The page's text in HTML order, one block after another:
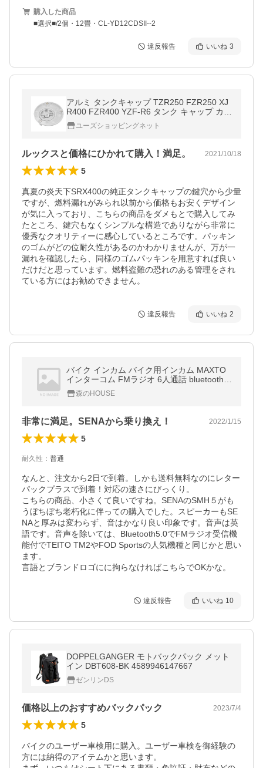
購入した商品
■選択■/2個・12畳・CL-YD12CDSII--2
違反報告 いいね 3
アルミ タンクキャップ TZR250 FZR250 XJ
R400 FZR400 YZF-R6 タンク キャップ カバ
ー 燃料キャップ オイル ガソリン
ユーズショッピングネット
ルックスと価格にひかれて購入！満足。 2021/10/18
5
真夏の炎天下SRX400の純正タンクキャップの鍵穴から少量
ですが、燃料漏れがみられ以前から価格もお安くデザイン
が気に入っており、こちらの商品をダメもとで購入してみ
たところ、鍵穴もなくシンプルな構造でありながら非常に
優秀なクオリティーに感心しているところです。パッキン
のゴムがどの位耐久性があるのかわかりませんが、万が一
漏れを確認したら、同様のゴムパッキンを用意すれば良い
だけだと思っています。燃料盗難の恐れのある管理をされ
ている方にはお勧めできません。
違反報告 いいね 2
バイク インカム バイク用インカム MAXTO
インターコム FMラジオ 6人通話 bluetooth
防水 ヘルメット 音楽 FM バイク用品 スキー
イヤホン
森のHOUSE
非常に満足。SENAから乗り換え！ 2022/1/15
5
耐久性 ： 普通
なんと、注文から2日で到着。しかも送料無料なのにレター
パックプラスで到着！対応の速さにびっくり。
こちらの商品、小さくて良いですね。SENAのSMH５がも
うぼちぼち老朽化に伴っての購入でした。スピーカーもSE
NAと厚みは変わらず、音はかなり良い印象です。音声は英
語です。音声を除いては、Bluetooth5.0でFMラジオ受信機
能付でTEITO TM2やFOD Sportsの人気機種と同じかと思い
ます。
言語とブランドロゴにに拘らなければこちらでOKかな。
違反報告 いいね 10
DOPPELGANGER モトバックパック メット
イン DBT608-BK 4589946147667
ゼンリンDS
価格以上のおすすめバックパック 2023/7/4
5
バイクのユーザー車検用に購入。ユーザー車検を御経験の
方には納得のアイテムかと思います。